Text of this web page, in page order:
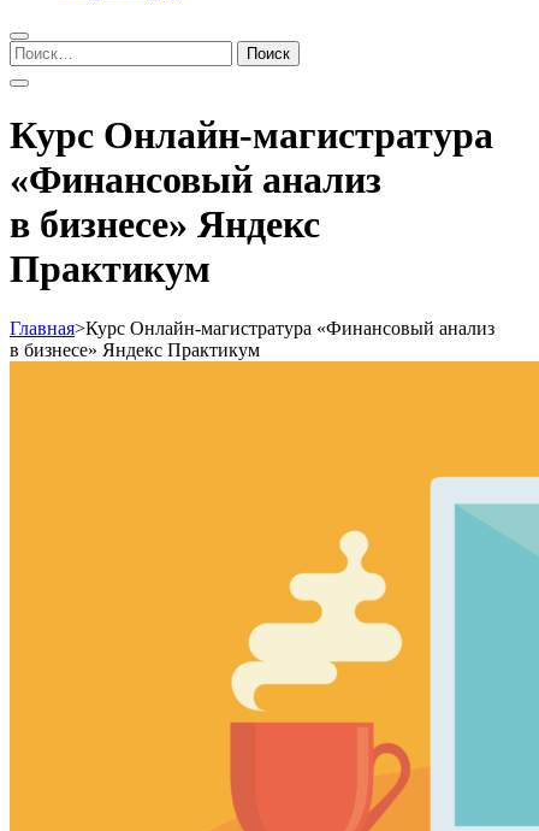
Найти:
Курс Онлайн-магистратура
«Финансовый анализ
в бизнесе» Яндекс
Практикум
Главная>Курс Онлайн-магистратура «Финансовый анализ
в бизнесе» Яндекс Практикум